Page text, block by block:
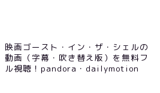
映画ゴースト・イン・ザ・シェルの
動画（字幕・吹き替え版）を無料フ
ル視聴！pandora・dailymotion